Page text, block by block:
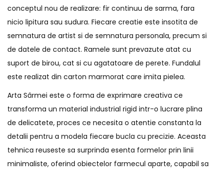
conceptul nou de realizare: fir continuu de sarma, fara
nicio lipitura sau sudura. Fiecare creatie este insotita de
semnatura de artist si de semnatura personala, precum si
de datele de contact. Ramele sunt prevazute atat cu
suport de birou, cat si cu agatatoare de perete. Fundalul
este realizat din carton marmorat care imita pielea.
Arta Sârmei este o forma de exprimare creativa ce
transforma un material industrial rigid intr-o lucrare plina
de delicatete, proces ce necesita o atentie constanta la
detalii pentru a modela fiecare bucla cu precizie. Aceasta
tehnica reuseste sa surprinda esenta formelor prin linii
minimaliste, oferind obiectelor farmecul aparte, capabil sa